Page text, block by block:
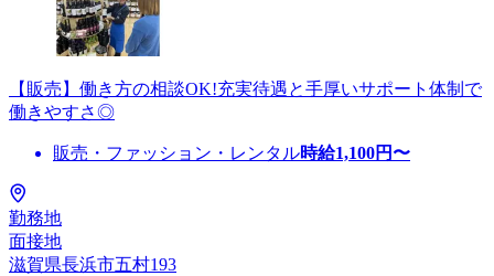
【販売】働き方の相談OK!充実待遇と手厚いサポート体制で
働きやすさ◎
販売・ファッション・レンタル時給1,100円〜
勤務地
面接地
滋賀県長浜市五村193